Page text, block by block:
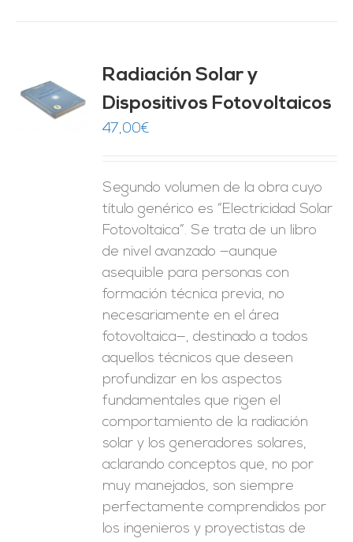
Radiación Solar y
Dispositivos Fotovoltaicos
47,00€
Segundo volumen de la obra cuyo
título genérico es “Electricidad Solar
Fotovoltaica”. Se trata de un libro
de nivel avanzado —aunque
asequible para personas con
formación técnica previa, no
necesariamente en el área
fotovoltaica—, destinado a todos
aquellos técnicos que deseen
profundizar en los aspectos
fundamentales que rigen el
comportamiento de la radiación
solar y los generadores solares,
aclarando conceptos que, no por
muy manejados, son siempre
perfectamente comprendidos por
los ingenieros y proyectistas de